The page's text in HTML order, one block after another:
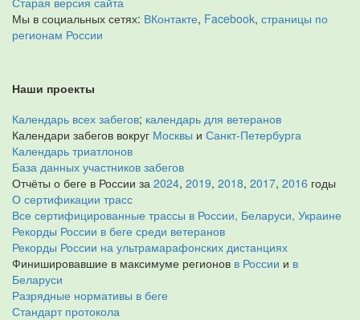
Мы в социальных сетях: ВКонтакте, Facebook, страницы по
регионам России
Наши проекты
Календарь всех забегов; календарь для ветеранов
Календари забегов вокруг Москвы и Санкт-Петербурга
Календарь триатлонов
База данных участников забегов
Отчёты о беге в России за 2024, 2019, 2018, 2017, 2016 годы
О сертификации трасс
Все сертифицированные трассы в России, Беларуси, Украине
Рекорды России в беге среди ветеранов
Рекорды России на ультрамарафонских дистанциях
Финишировавшие в максимуме регионов в России и в
Беларуси
Разрядные нормативы в беге
Стандарт протокола